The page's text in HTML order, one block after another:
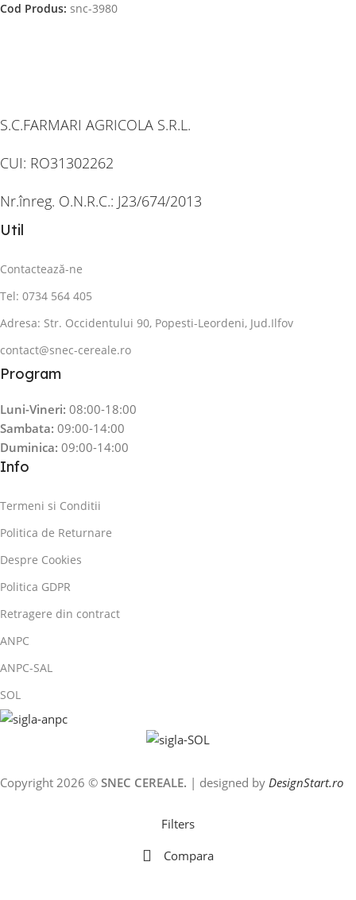
Cod Produs: snc-3980
S.C.FARMARI AGRICOLA S.R.L.
CUI: RO31302262
Nr.înreg. O.N.R.C.: J23/674/2013
Util
Contactează-ne
Tel: 0734 564 405
Adresa: Str. Occidentului 90, Popesti-Leordeni, Jud.Ilfov
contact@snec-cereale.ro
Program
Luni-Vineri: 08:00-18:00
Sambata: 09:00-14:00
Duminica: 09:00-14:00
Info
Termeni si Conditii
Politica de Returnare
Despre Cookies
Politica GDPR
Retragere din contract
ANPC
ANPC-SAL
SOL
Copyright 2026 © SNEC CEREALE. | designed by DesignStart.ro
Filters
Compara